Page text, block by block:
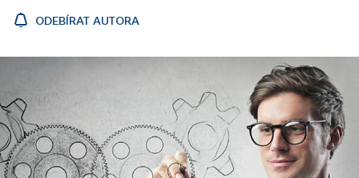
ODEBÍRAT AUTORA